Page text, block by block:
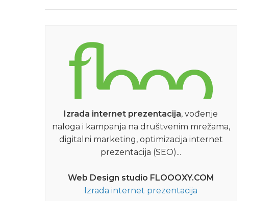
Izrada internet prezentacija, vođenje
naloga i kampanja na društvenim mrežama,
digitalni marketing, optimizacija internet
prezentacija (SEO)...
Web Design studio FLOOOXY.COM
Izrada internet prezentacija